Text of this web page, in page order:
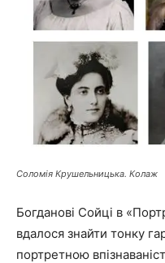
Соломія Крушельницька. Колаж
Богданові Сойці в
вдалося знайти тонку
портретною